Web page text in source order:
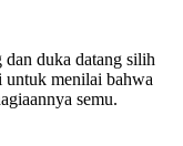
dan duka datang silih
untuk menilai bahwa
semu.